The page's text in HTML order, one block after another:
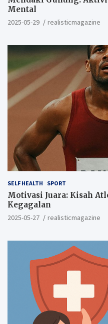
Mental
2025-05-29 realisticmagazine
SELF HEALTH SPORT
Motivasi Juara: Kisah
Kegagalan
2025-05-27 realisticmagazine